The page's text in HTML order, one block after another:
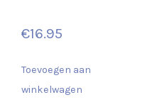
€16.95
Toevoegen aan
winkelwagen